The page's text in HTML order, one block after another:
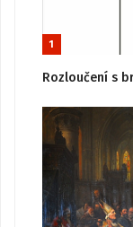
1
Rozloučení s